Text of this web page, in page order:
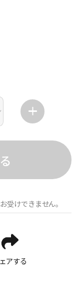
受けできません。
アする